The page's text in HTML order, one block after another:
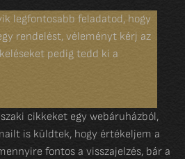
legfontosabb feladatod, hogy
rendelést, véleményt kérj az
pedig tedd ki a
cikkeket egy webáruházból,
is küldtek, hogy értékeljem a
fontos a visszajelzés, bár a